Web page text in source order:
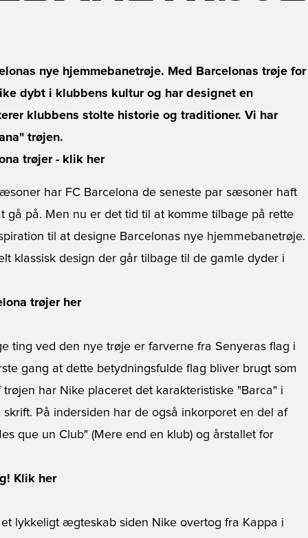
nye hjemmebanetrøje. Med Barcelonas trøje for
dybt i klubbens kultur og har designet en
klubbens stolte historie og traditioner. Vi har
trøjen.
trøjer - klik her
har FC Barcelona de seneste par sæsoner haft
gå på. Men nu er det tid til at komme tilbage på rette
til at designe Barcelonas nye hjemmebanetrøje.
klassisk design der går tilbage til de gamle dyder i
trøjer her
ting ved den nye trøje er farverne fra Senyeras flag i
gang at dette betydningsfulde flag bliver brugt som
har Nike placeret det karakteristiske "Barca" i
På indersiden har de også inkorporet en del af
que un Club" (Mere end en klub) og årstallet for
Klik her
lykkeligt ægteskab siden Nike overtog fra Kappa i